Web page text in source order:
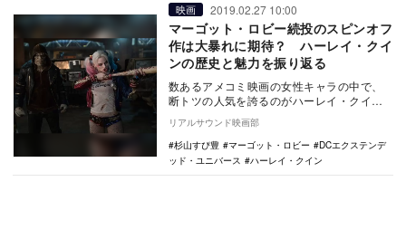
映画 2019.02.27 10:00
マーゴット・ロビー続投のスピンオフ
作は大暴れに期待？ ハーレイ・クイ
ンの歴史と魅力を振り返る
数あるアメコミ映画の女性キャラの中で、
断トツの人気を誇るのがハーレイ・クイン
でしょう。映画『スーサイド・スクワッ
ド』でマーゴット…
リアルサウンド映画部
杉山すぴ豊
マーゴット・ロビー
DCエクステンデ
ッド・ユニバース
ハーレイ・クイン